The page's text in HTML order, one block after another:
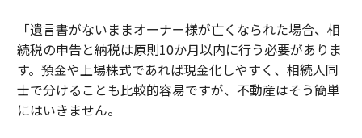
「遺言書がないままオーナー様が亡くなられた場合、相
続税の申告と納税は原則10か月以内に行う必要がありま
す。預金や上場株式であれば現金化しやすく、相続人同
士で分けることも比較的容易ですが、不動産はそう簡単
にはいきません。